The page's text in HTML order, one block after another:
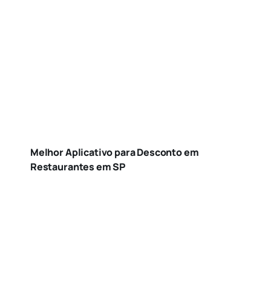
Melhor Aplicativo para Desconto em
Restaurantes em SP